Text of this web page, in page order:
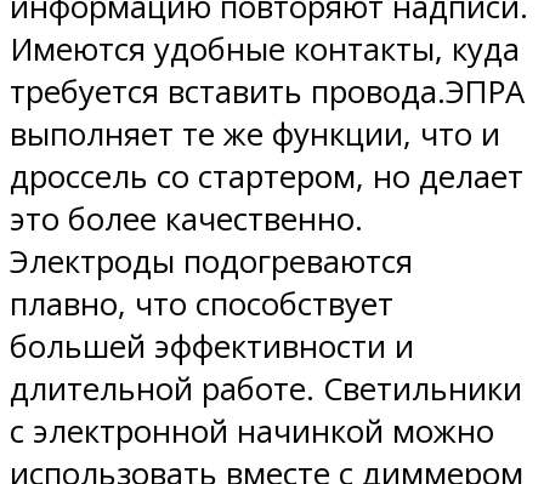
Имеются удобные контакты, куда
требуется вставить провода.ЭПРА
выполняет те же функции, что и
дроссель со стартером, но делает
это более качественно.
Электроды подогреваются
плавно, что способствует
большей эффективности и
длительной работе. Светильники
с электронной начинкой можно
использовать вместе с диммером